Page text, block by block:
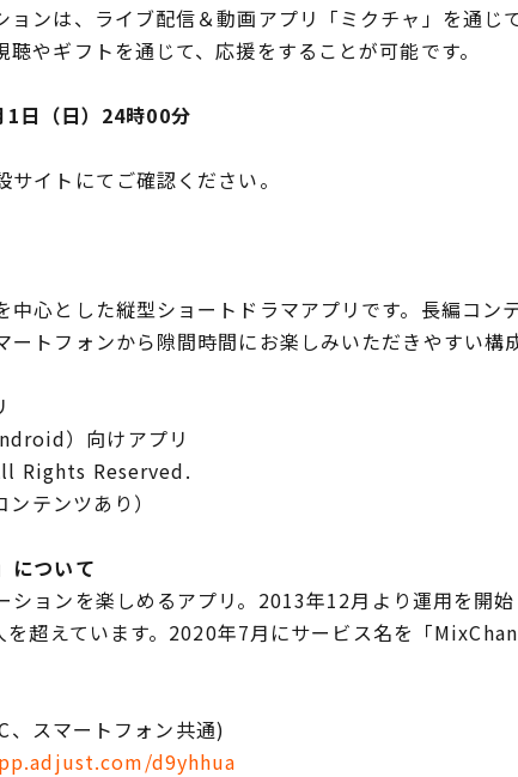
ンは、ライブ配信＆動画アプリ「ミクチャ」を通じ
やギフトを通じて、応援をすることが可能です。
1日（日）24時00分
イトにてご確認ください。
心とした縦型ショートドラマアプリです。長編コン
トフォンから隙間時間にお楽しみいただきやすい構
）向けアプリ
Rights Reserved.
テンツあり）
について
ョンを楽しめるアプリ。2013年12月より運用を開
超えています。2020年7月にサービス名を「
スマートフォン共通)
d9yhhua